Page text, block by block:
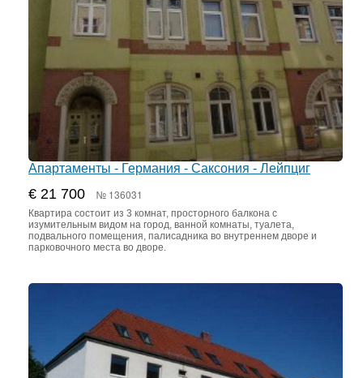
Апартаменты - Германия - Саксония - Лейпциг
€ 21 700 № 136031
Квартира состоит из 3 комнат, просторного балкона с
изумительным видом на город, ванной комнаты, туалета,
подвального помещения, палисадника во внутреннем дворе и
парковочного места во дворе.